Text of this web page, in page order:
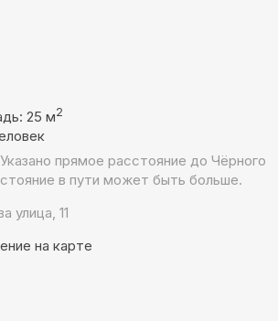
25 м2
Указано прямое расстояние до Чёрного
в пути может быть больше.
улица, 11
на карте